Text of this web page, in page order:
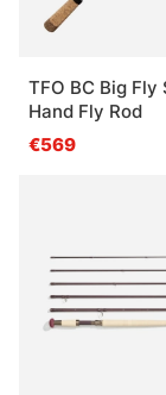
TFO BC Big Fly
Hand Fly Rod
€569